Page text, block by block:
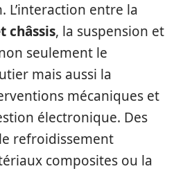
L’interaction entre la
châssis, la suspension et
seulement le
mais aussi la
mécaniques et
électronique. Des
refroidissement
composites ou la